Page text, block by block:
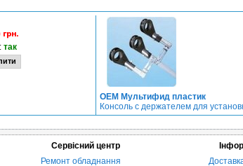
так
OEM Мультифид пластик
Консоль c держателем для
Сервісний центр
Ремонт обладнання